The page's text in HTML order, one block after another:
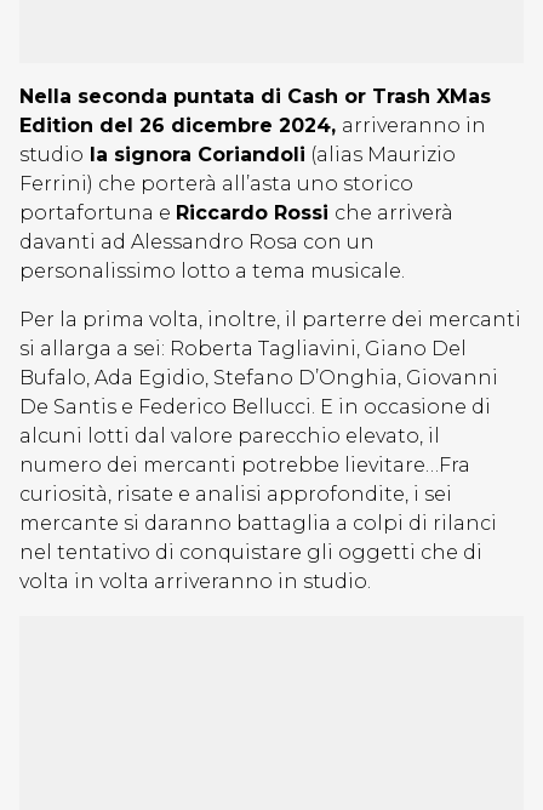
Nella seconda puntata di Cash or Trash XMas
Edition del 26 dicembre 2024, arriveranno in
studio la signora Coriandoli (alias Maurizio
Ferrini) che porterà all’asta uno storico
portafortuna e Riccardo Rossi che arriverà
davanti ad Alessandro Rosa con un
personalissimo lotto a tema musicale.
Per la prima volta, inoltre, il parterre dei mercanti
si allarga a sei: Roberta Tagliavini, Giano Del
Bufalo, Ada Egidio, Stefano D’Onghia, Giovanni
De Santis e Federico Bellucci. E in occasione di
alcuni lotti dal valore parecchio elevato, il
numero dei mercanti potrebbe lievitare…Fra
curiosità, risate e analisi approfondite, i sei
mercante si daranno battaglia a colpi di rilanci
nel tentativo di conquistare gli oggetti che di
volta in volta arriveranno in studio.